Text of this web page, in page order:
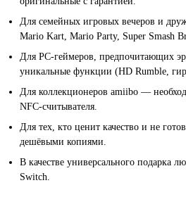
Для семейных игровых вечеров и
Mario Kart, Mario Party, Super Smash
Для PC-геймеров, предпочитающих
уникальные функции (HD Rumble,
Для коллекционеров amiibo —
NFC-считывателя.
Для тех, кто ценит качество и не
дешёвыми копиями.
В качестве универсального подарка
Switch.